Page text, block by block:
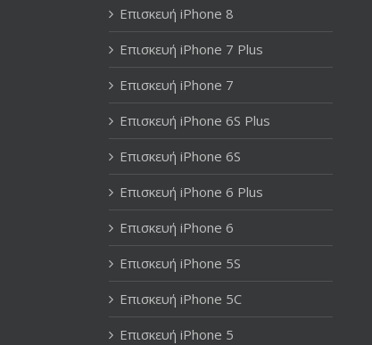
Επισκευή iPhone 8
Επισκευή iPhone 7 Plus
Επισκευή iPhone 7
Επισκευή iPhone 6S Plus
Επισκευή iPhone 6S
Επισκευή iPhone 6 Plus
Επισκευή iPhone 6
Επισκευή iPhone 5S
Επισκευή iPhone 5C
Επισκευή iPhone 5